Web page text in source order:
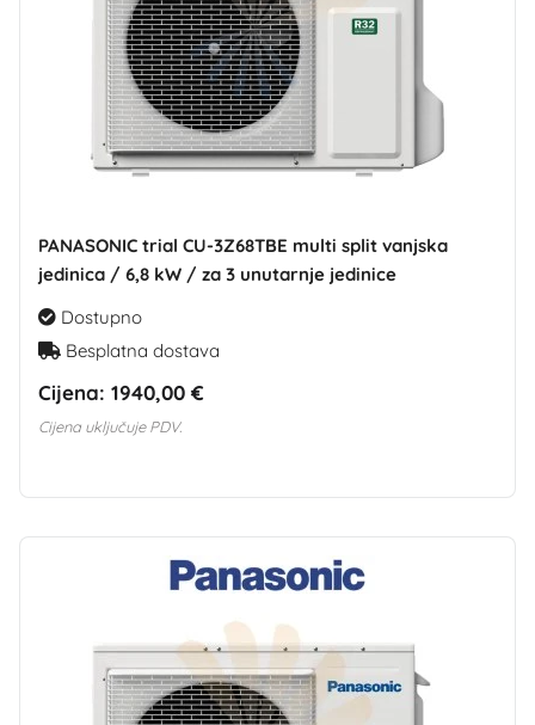
PANASONIC trial CU-3Z68TBE multi split vanjska
jedinica / 6,8 kW / za 3 unutarnje jedinice
Dostupno
Besplatna dostava
Cijena: 1940,00 €
Cijena uključuje PDV.